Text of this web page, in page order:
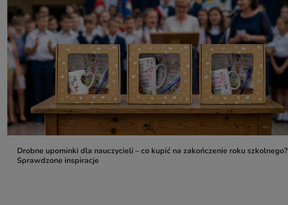
Drobne upominki dla nauczycieli – co kupić na zakończenie roku szkolnego?
Sprawdzone inspiracje